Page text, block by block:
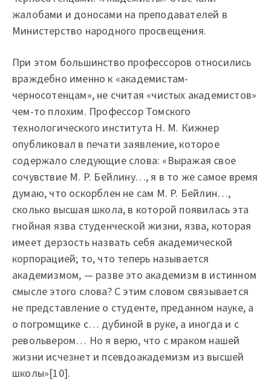
жалобами и доносами на преподавателей в
Министерство народного просвещения.
При этом большинство профессоров относились
враждебно именно к «академистам-
черносотенцам», не считая «чистых академистов»
чем-то плохим. Профессор Томского
технологического института Н. М. Кижнер
опубликовал в печати заявление, которое
содержало следующие слова: «Выражая свое
сочувствие М. Р. Бейлину…, я в то же самое время
думаю, что оскорблен не сам М. Р. Бейлин…,
сколько высшая школа, в которой появилась эта
гнойная язва студенческой жизни, язва, которая
имеет дерзость назвать себя академической
корпорацией; то, что теперь называется
академизмом, — разве это академизм в истинном
смысле этого слова? С этим словом связывается
не представление о студенте, преданном науке, а
о погромщике с… дубиной в руке, а иногда и с
револьвером… Но я верю, что с мраком нашей
жизни исчезнет и псевдоакадемизм из высшей
школы»[10].